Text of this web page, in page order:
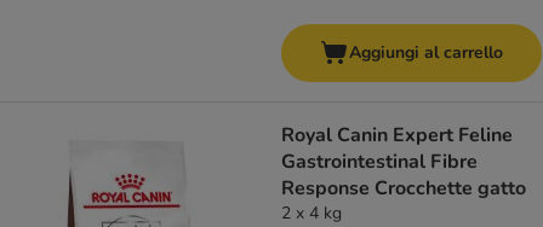
Aggiungi al carrello
Royal Canin Expert Feline
Gastrointestinal Fibre
Response Crocchette gatto
2 x 4 kg